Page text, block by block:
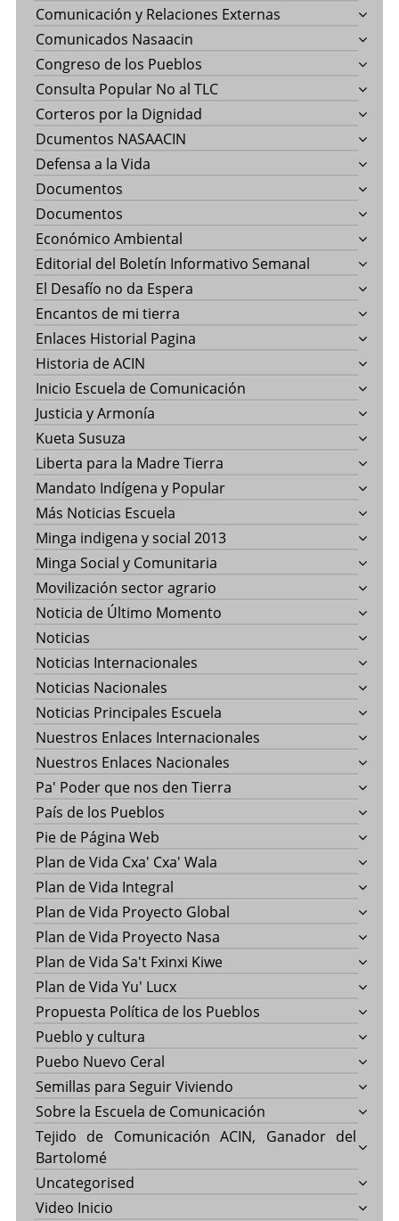
Comunicación y Relaciones Externas
Comunicados Nasaacin
Congreso de los Pueblos
Consulta Popular No al TLC
Corteros por la Dignidad
Dcumentos NASAACIN
Defensa a la Vida
Documentos
Documentos
Económico Ambiental
Editorial del Boletín Informativo Semanal
El Desafío no da Espera
Encantos de mi tierra
Enlaces Historial Pagina
Historia de ACIN
Inicio Escuela de Comunicación
Justicia y Armonía
Kueta Susuza
Liberta para la Madre Tierra
Mandato Indígena y Popular
Más Noticias Escuela
Minga indigena y social 2013
Minga Social y Comunitaria
Movilización sector agrario
Noticia de Último Momento
Noticias
Noticias Internacionales
Noticias Nacionales
Noticias Principales Escuela
Nuestros Enlaces Internacionales
Nuestros Enlaces Nacionales
Pa' Poder que nos den Tierra
País de los Pueblos
Pie de Página Web
Plan de Vida Cxa' Cxa' Wala
Plan de Vida Integral
Plan de Vida Proyecto Global
Plan de Vida Proyecto Nasa
Plan de Vida Sa't Fxinxi Kiwe
Plan de Vida Yu' Lucx
Propuesta Política de los Pueblos
Pueblo y cultura
Puebo Nuevo Ceral
Semillas para Seguir Viviendo
Sobre la Escuela de Comunicación
Tejido de Comunicación ACIN, Ganador del
Bartolomé
Uncategorised
Video Inicio